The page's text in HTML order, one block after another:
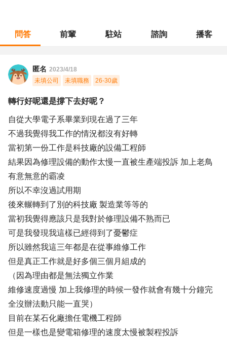
問答 前輩 駐站 諮詢 播客
匿名 2023/4/18
未填公司
未填職務 26-30歲
轉行好呢還是撐下去好呢？
自從大學電子系畢業到現在過了三年
不過我覺得我工作的情況都沒有好轉
當初第一份工作是科技廠的設備工程師
結果因為修理設備的動作太慢一直被生產端投訴 加上老鳥
有意無意的霸凌
所以不幸沒過試用期
後來輾轉到了別的科技廠 製造業等等的
當初我覺得應該只是我對於修理設備不熟而已
可是我發現我這樣已經得到了憂鬱症
所以雖然我這三年都是在從事維修工作
但是真正工作就是好多個三個月組成的
（因為理由都是無法獨立作業
維修速度過慢 加上我修理的時候一發作就會有幾十分鐘完
全沒辦法動只能一直哭）
目前在某石化廠擔任電機工程師
但是一樣也是變電箱修理的速度太慢被製程投訴